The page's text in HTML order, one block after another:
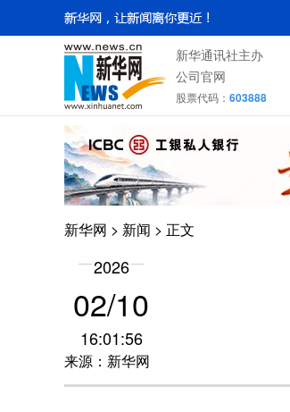
新华通讯社主办
公司官网
股票代码： 603888
新华网 > 新闻 > 正文
2026
02/10
16:01:56
来源：新华网